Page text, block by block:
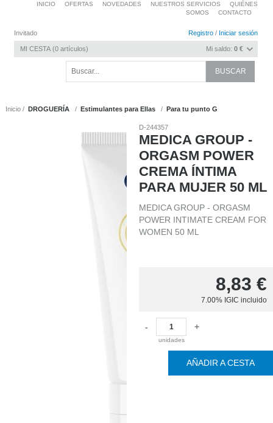
Invitado Registro / Iniciar sesión
MI CESTA 0 artículos Mi saldo: 0 €
INICIO OFERTAS NOVEDADES NUESTROS SERVICIOS
QUIÉNES
SOMOS
CONTACTO
Inicio DROGUERÍA Estimulantes para Ellas Para tu punto G
D-244357
MEDICA GROUP -
ORGASM POWER
CREMA ÍNTIMA
PARA MUJER 50 ML
MEDICA GROUP - ORGASM
POWER INTIMATE CREAM FOR
WOMEN 50 ML
8,83 €
7.00% IGIC incluido
-
unidades
+
AÑADIR A CESTA